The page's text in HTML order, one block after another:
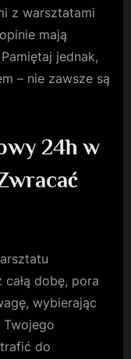
z warsztatami
mają
jednak,
– nie zawsze są
24h w
dobę, pora
wybierając
do